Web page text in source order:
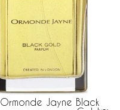
Ormonde Jayne Black